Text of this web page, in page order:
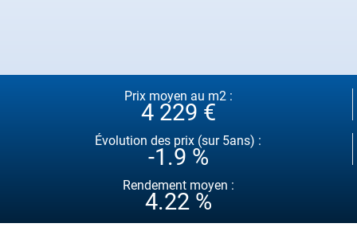
Prix moyen au m2 :
4 229 €
Évolution des prix (sur 5ans) :
-1.9 %
Rendement moyen :
4.22 %